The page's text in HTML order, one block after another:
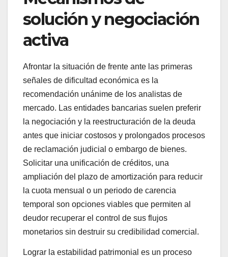
solución y negociación
activa
Afrontar la situación de frente ante las primeras
señales de dificultad económica es la
recomendación unánime de los analistas de
mercado. Las entidades bancarias suelen preferir
la negociación y la reestructuración de la deuda
antes que iniciar costosos y prolongados procesos
de reclamación judicial o embargo de bienes.
Solicitar una unificación de créditos, una
ampliación del plazo de amortización para reducir
la cuota mensual o un periodo de carencia
temporal son opciones viables que permiten al
deudor recuperar el control de sus flujos
monetarios sin destruir su credibilidad comercial.
Lograr la estabilidad patrimonial es un proceso